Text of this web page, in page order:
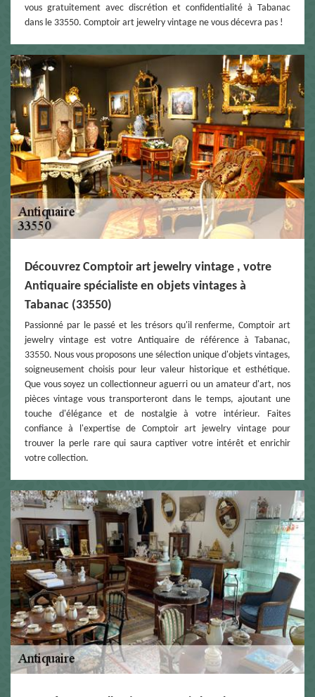
vous gratuitement avec discrétion et confidentialité à Tabanac
dans le 33550. Comptoir art jewelry vintage ne vous décevra pas !
Découvrez Comptoir art jewelry vintage , votre
Antiquaire spécialiste en objets vintages à
Tabanac (33550)
Passionné par le passé et les trésors qu'il renferme, Comptoir art
jewelry vintage est votre Antiquaire de référence à Tabanac,
33550. Nous vous proposons une sélection unique d'objets vintages,
soigneusement choisis pour leur valeur historique et esthétique.
Que vous soyez un collectionneur aguerri ou un amateur d'art, nos
pièces vintage vous transporteront dans le temps, ajoutant une
touche d'élégance et de nostalgie à votre intérieur. Faites
confiance à l'expertise de Comptoir art jewelry vintage pour
trouver la perle rare qui saura captiver votre intérêt et enrichir
votre collection.